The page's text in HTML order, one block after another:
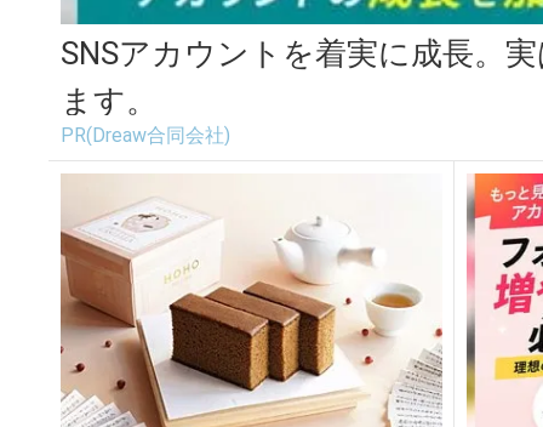
SNSアカウントを着実に成長。
ます。
PR(Dreaw合同会社)